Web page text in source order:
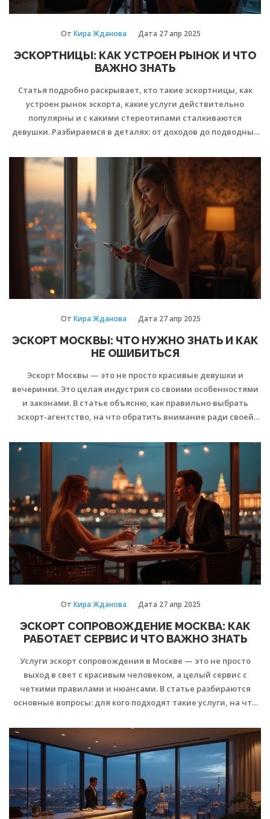
От Кира Жданова Дата 27 апр 2025
ЭСКОРТНИЦЫ: КАК УСТРОЕН РЫНОК И ЧТО
ВАЖНО ЗНАТЬ
Статья подробно раскрывает, кто такие эскортницы, как
устроен рынок эскорта, какие услуги действительно
популярны и с какими стереотипами сталкиваются
девушки. Разбираемся в деталях: от доходов до подводных
грамотным переговорам. Материал поможет понять
реальные условия и показать, как это работает изнутри —
без лишних мифов и красивых картинок.
От Кира Жданова Дата 27 апр 2025
ЭСКОРТ МОСКВЫ: ЧТО НУЖНО ЗНАТЬ И КАК
НЕ ОШИБИТЬСЯ
Эскорт Москвы — это не просто красивые девушки и
вечеринки. Это целая индустрия со своими особенностями
и законами. В статье объясню, как правильно выбрать
эскорт-агентство, на что обратить внимание ради своей
новички. Дам практические советы для тех, кто только
начинает разбираться в теме.
От Кира Жданова Дата 27 апр 2025
ЭСКОРТ СОПРОВОЖДЕНИЕ МОСКВА: КАК
РАБОТАЕТ СЕРВИС И ЧТО ВАЖНО ЗНАТЬ
Услуги эскорт сопровождения в Москве — это не просто
выход в свет с красивым человеком, а целый сервис с
четкими правилами и нюансами. В статье разбираются
основные вопросы: для кого подходят такие услуги, на что
обезопасить себя и какие тонкости нужно знать клиенту. Вы
узнаете о современных трендах, а также получите советы,
которые помогут избежать неприятных ситуаций. Это
практичное руководство для тех, кто хочет разобраться в
теме и получить максимум пользы.